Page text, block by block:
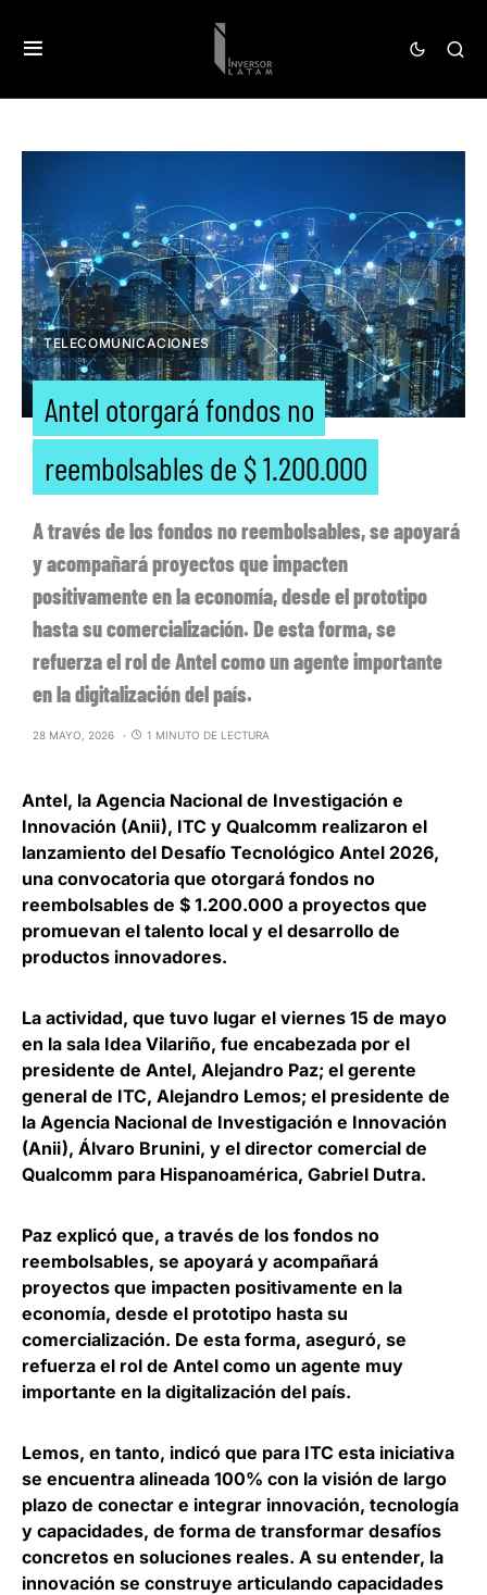
TELECOMUNICACIONES
Antel otorgará fondos no
reembolsables de $ 1.200.000
A través de los fondos no reembolsables, se apoyará
y acompañará proyectos que impacten
positivamente en la economía, desde el prototipo
hasta su comercialización. De esta forma, se
refuerza el rol de Antel como un agente importante
en la digitalización del país.
28 MAYO, 2026 1 MINUTO DE LECTURA
Antel, la Agencia Nacional de Investigación e
Innovación (Anii), ITC y Qualcomm realizaron el
lanzamiento del Desafío Tecnológico Antel 2026,
una convocatoria que otorgará fondos no
reembolsables de $ 1.200.000 a proyectos que
promuevan el talento local y el desarrollo de
productos innovadores.
La actividad, que tuvo lugar el viernes 15 de mayo
en la sala Idea Vilariño, fue encabezada por el
presidente de Antel, Alejandro Paz; el gerente
general de ITC, Alejandro Lemos; el presidente de
la Agencia Nacional de Investigación e Innovación
(Anii), Álvaro Brunini, y el director comercial de
Qualcomm para Hispanoamérica, Gabriel Dutra.
Paz explicó que, a través de los fondos no
reembolsables, se apoyará y acompañará
proyectos que impacten positivamente en la
economía, desde el prototipo hasta su
comercialización. De esta forma, aseguró, se
refuerza el rol de Antel como un agente muy
importante en la digitalización del país.
Lemos, en tanto, indicó que para ITC esta iniciativa
se encuentra alineada 100% con la visión de largo
plazo de conectar e integrar innovación, tecnología
y capacidades, de forma de transformar desafíos
concretos en soluciones reales. A su entender, la
innovación se construye articulando capacidades